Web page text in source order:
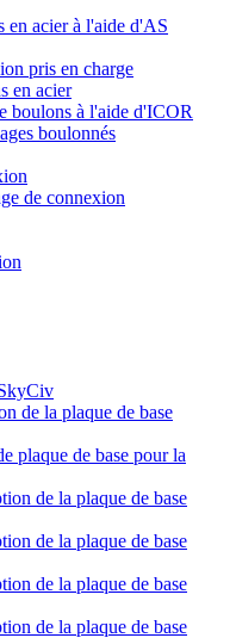
en acier à l'aide d'AS
pris en charge
en acier
boulons à l'aide d'ICOR
boulonnés
de connexion
de la plaque de base
plaque de base pour la
de la plaque de base
de la plaque de base
de la plaque de base
de la plaque de base